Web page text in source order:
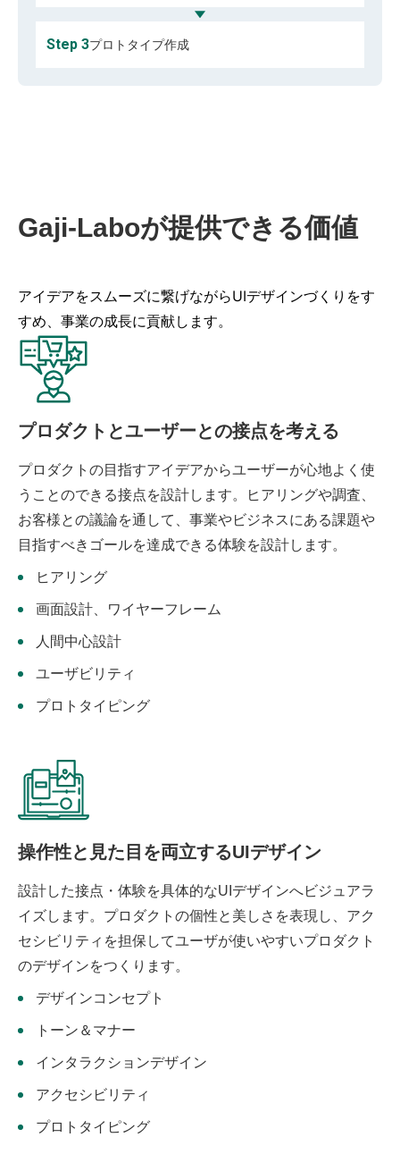
Step 3プロトタイプ作成
Gaji-Laboが提供できる価値
アイデアをスムーズに繋げながらUIデザインづくりをす
すめ、事業の成長に貢献します。
プロダクトとユーザーとの接点を考える
プロダクトの目指すアイデアからユーザーが心地よく使
うことのできる接点を設計します。ヒアリングや調査、
お客様との議論を通して、事業やビジネスにある課題や
目指すべきゴールを達成できる体験を設計します。
ヒアリング
画面設計、ワイヤーフレーム
人間中心設計
ユーザビリティ
プロトタイピング
操作性と見た目を両立するUIデザイン
設計した接点・体験を具体的なUIデザインへビジュアラ
イズします。プロダクトの個性と美しさを表現し、アク
セシビリティを担保してユーザが使いやすいプロダクト
のデザインをつくります。
デザインコンセプト
トーン＆マナー
インタラクションデザイン
アクセシビリティ
プロトタイピング